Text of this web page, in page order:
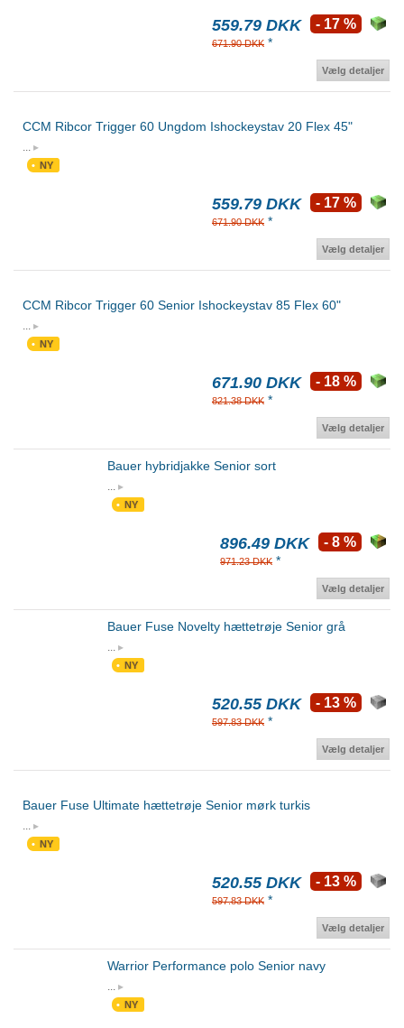
559.79 DKK
671.90 DKK *
- 17 %
Vælg detaljer
CCM Ribcor Trigger 60 Ungdom Ishockeystav 20 Flex 45"
...
NY
559.79 DKK
671.90 DKK *
- 17 %
Vælg detaljer
CCM Ribcor Trigger 60 Senior Ishockeystav 85 Flex 60"
...
NY
671.90 DKK
821.38 DKK *
- 18 %
Vælg detaljer
Bauer hybridjakke Senior sort
...
NY
896.49 DKK
971.23 DKK *
- 8 %
Vælg detaljer
Bauer Fuse Novelty hættetrøje Senior grå
...
NY
520.55 DKK
597.83 DKK *
- 13 %
Vælg detaljer
Bauer Fuse Ultimate hættetrøje Senior mørk turkis
...
NY
520.55 DKK
597.83 DKK *
- 13 %
Vælg detaljer
Warrior Performance polo Senior navy
...
NY